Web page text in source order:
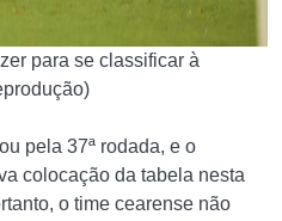
para se classificar à
pela 37ª rodada, e o
colocação da tabela nesta
o time cearense não